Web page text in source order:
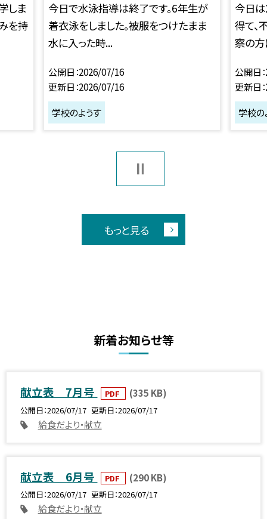
しま
を持
今日で水泳指導は終了です。6年生が
着衣泳をしました。被服をつけたまま
水に入った時...
公開日 2026/07/16
更新日 2026/07/16
学校のようす
今日
得て、
察の
公開日
更新日
学校の
もっと見る
新着お知らせ等
献立表 7月号 PDF (335 KB)
公開日 2026/07/17 更新日 2026/07/17
給食だより・献立
献立表 6月号 PDF (290 KB)
公開日 2026/07/17 更新日 2026/07/17
給食だより・献立